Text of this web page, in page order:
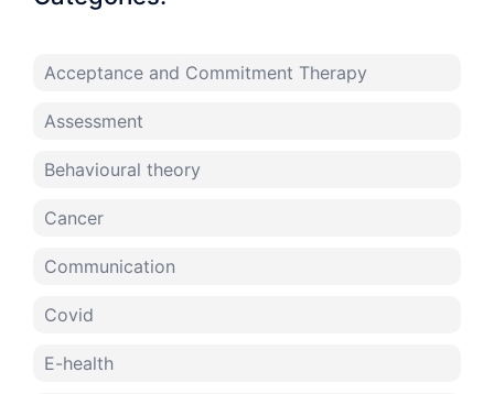
Acceptance and Commitment Therapy
Assessment
Behavioural theory
Cancer
Communication
Covid
E-health